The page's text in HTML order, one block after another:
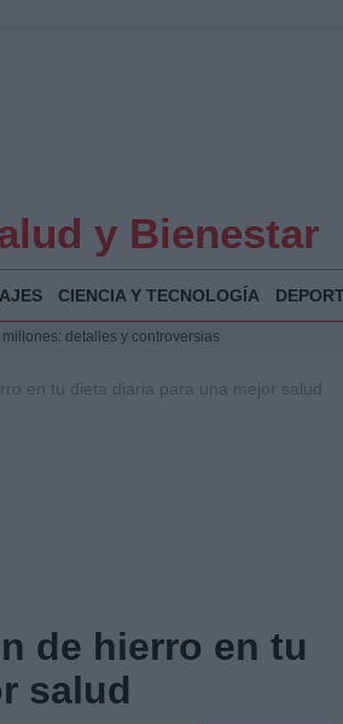
y Bienestar
CIENCIA Y TECNOLOGÍA
detalles y controversias
Santander
en tu dieta diaria para una mejor salud
de hierro en tu
salud